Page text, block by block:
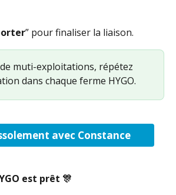
” pour finaliser la liaison.
muti-exploitations, répétez
dans chaque ferme HYGO.
avec Constance
est prêt 🎊